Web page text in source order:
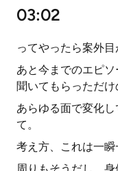
03:02
ってやったら案外目
あと今までのエピ
聞いてもらっただけ
あらゆる面で変化
て。
考え方、これは一瞬